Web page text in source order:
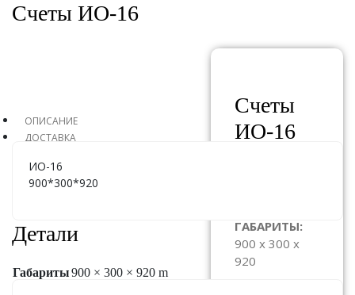
Счеты ИО-16
Счеты
ИО-16
ГАБАРИТЫ:
900 x 300 x
920
ОПИСАНИЕ
ДОСТАВКА
ИО-16
900*300*920
Детали
Габариты900 × 300 × 920 m